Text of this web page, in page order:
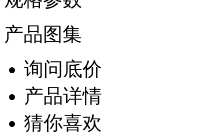
产品图集
询问底价
产品详情
猜你喜欢